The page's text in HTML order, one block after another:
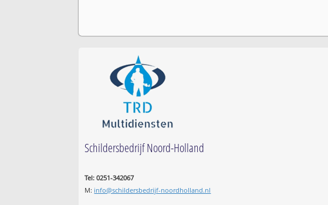
Schildersbedrijf Noord-Holland
Tel: 0251-342067
M: info@schildersbedrijf-noordholland.nl